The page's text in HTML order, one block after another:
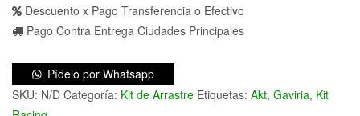
Ttx
180
Kit
Racing
Descuento x Pago Transferencia o Efectivo
Pago Contra Entrega Ciudades Principales
Pídelo por Whatsapp
SKU: N/D Categoría: Kit de Arrastre Etiquetas: Akt, Gaviria, Kit